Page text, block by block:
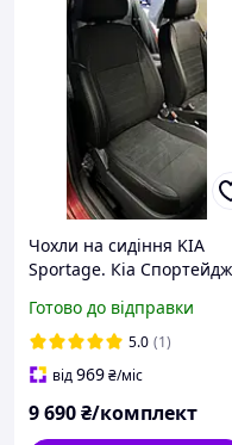
Чохли на сидіння KIA
Sportage. Кіа Спортейдж
антара oso
Готово до відправки
5.0 (1)
від969₴/міс
9 690₴/комплект